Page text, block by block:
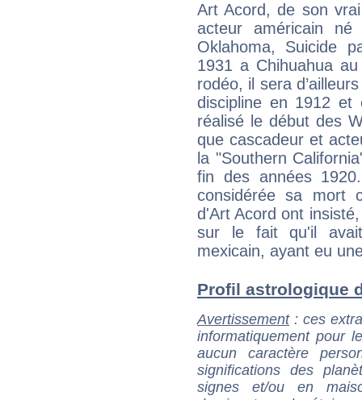
Art Acord, de son
acteur américain
Oklahoma, Suicide
1931 a Chihuahua
rodéo, il sera
discipline en 1912
réalisé le début des
que cascadeur et
la "Southern
fin des années
considérée sa mort
d'Art Acord ont
sur le fait qu'il
mexicain, ayant eu
Profil astrologique
Avertissement: ces
informatiquement pour
aucun caractère
significations des
signes et/ou en